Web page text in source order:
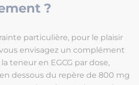
?
particulière, pour le plaisir
envisagez un complément
teneur en EGCG par dose,
dessous du repère de 800 mg